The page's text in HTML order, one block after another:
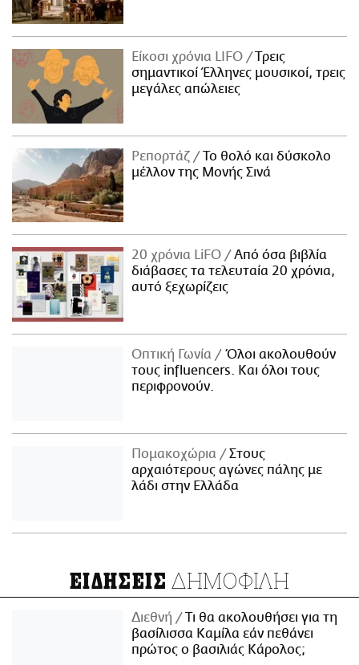
Είκοσι χρόνια LIFO
Tρεις
σημαντικοί Έλληνες μουσικοί, τρεις
μεγάλες απώλειες
Ρεπορτάζ
Το θολό και δύσκολο
μέλλον της Μονής Σινά
20 χρόνια LiFO
Από όσα βιβλία
διάβασες τα τελευταία 20 χρόνια,
αυτό ξεχωρίζεις
Οπτική Γωνία
Όλοι ακολουθούν
τους influencers. Και όλοι τους
περιφρονούν.
Πομακοχώρια
Στους
αρχαιότερους αγώνες πάλης με
λάδι στην Ελλάδα
ΕΙΔΗΣΕΙΣ ΔΗΜΟΦΙΛΗ
Διεθνή
Τι θα ακολουθήσει για τη
βασίλισσα Καμίλα εάν πεθάνει
πρώτος ο βασιλιάς Κάρολος;